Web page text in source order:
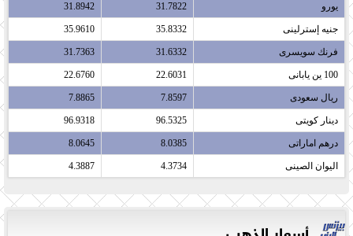
يورو​ 31.7822
31.8942
جنيه إسترلينى​ 35.8332
35.9610
فرنك سويسرى​ 31.6332
31.7363
100 ين يابانى​ 22.6031
22.6760
ريال سعودى​ 7.8597
7.8865
دينار كويتى​ 96.5325
96.9318
درهم اماراتى​ 8.0385
8.0645
اليوان الصينى​ 4.3734
4.3887